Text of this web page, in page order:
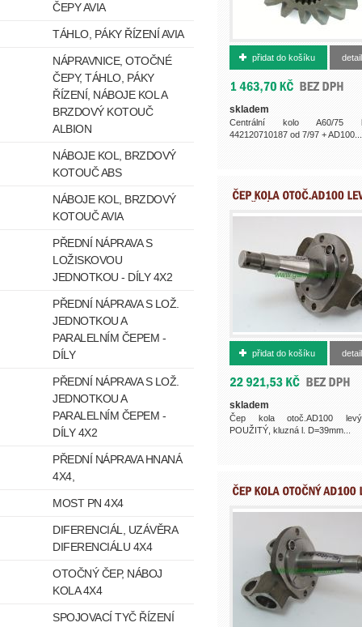
366310252
přidat do košíku detail
skladem
Centrální kolo A60/75
442120710187 od 7/97 + AD100...
4024201402
přidat do košíku detail
skladem
Čep kola otoč.AD100
POUŽITÝ, kluzná l. D=39mm...
ČEPY AVIA
TÁHLO, PÁKY ŘÍZENÍ AVIA
NÁPRAVNICE, OTOČNÉ
ČEPY, TÁHLO, PÁKY
ŘÍZENÍ, NÁBOJE KOL A
BRZDOVÝ KOTOUČ
ALBION
NÁBOJE KOL, BRZDOVÝ
KOTOUČ ABS
NÁBOJE KOL, BRZDOVÝ
KOTOUČ AVIA
PŘEDNÍ NÁPRAVA S
LOŽISKOVOU
JEDNOTKOU - DÍLY 4X2
PŘEDNÍ NÁPRAVA S LOŽ.
JEDNOTKOU A
PARALELNÍM ČEPEM -
DÍLY
PŘEDNÍ NÁPRAVA S LOŽ.
JEDNOTKOU A
PARALELNÍM ČEPEM -
DÍLY 4X2
PŘEDNÍ NÁPRAVA HNANÁ
4X4,
MOST PN 4X4
DIFERENCIÁL, UZÁVĚRA
DIFERENCIÁLU 4X4
OTOČNÝ ČEP, NÁBOJ
KOLA 4X4
SPOJOVACÍ TYČ ŘÍZENÍ